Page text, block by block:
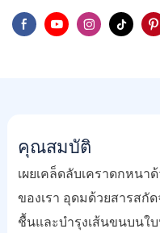
คุณสมบัติ
เผยเคล็ดลับเคราดกหนา
ของเรา อุดมด้วยสารสกั
ชื้นและบำรุงเส้นขนบนใ